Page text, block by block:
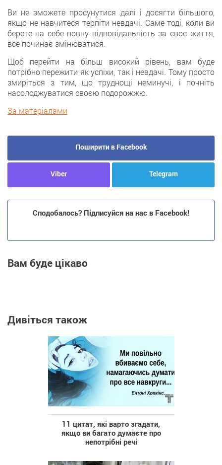
Ви не зможете просунутися далі і досягти більшого,
якщо не навчитеся терпіти невдачі. Саме тоді, коли ви
берете на себе повну відповідальність за своє життя,
все починає змінюватися.
Щоб перейти на більш високий рівень, вам буде
потрібно пережити як успіхи, так і невдачі. Тому просто
змиріться з тим, що труднощі неминучі, і почніть
насолоджуватися своєю подорожжю.
За матеріалами
Поширити в Facebook
Viber Telegram
Сподобалось? Підписуйся на нас в Facebook!
Вам буде цікаво
Дивіться також
11 цитат, які варто згадати,
якщо ви багато думаєте про
непотрібні речі